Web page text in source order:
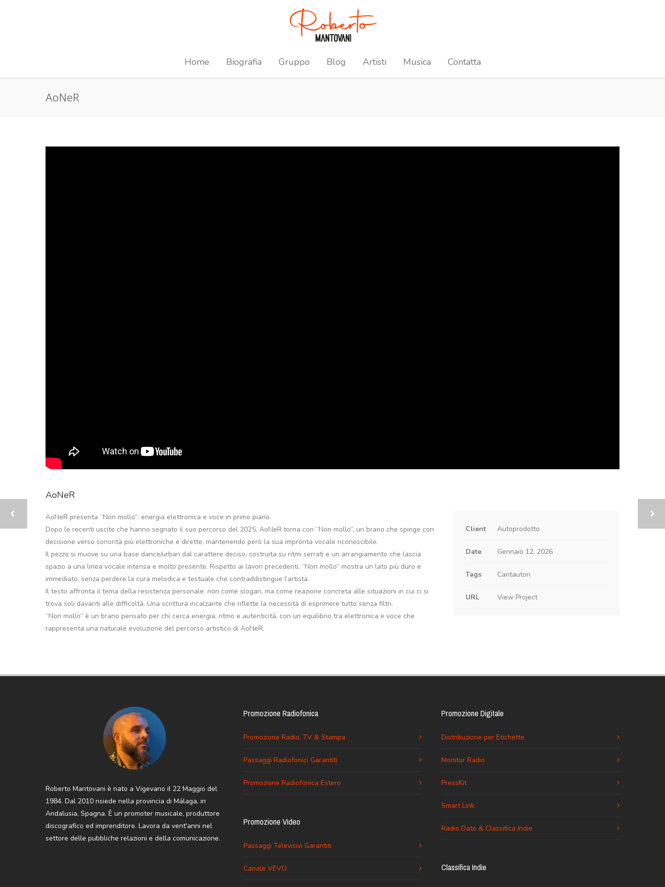
Home Biografia Gruppo Blog Artisti Musica Contatta
AoNeR
AoNeR
AoNeR presenta “Non mollo”: energia elettronica e voce in primo piano.
Dopo le recenti uscite che hanno segnato il suo percorso del 2025, AoNeR torna con “Non mollo”, un brano che spinge con
decisione verso sonorità più elettroniche e dirette, mantenendo però la sua impronta vocale riconoscibile.
Il pezzo si muove su una base dance/urban dal carattere deciso, costruita su ritmi serrati e un arrangiamento che lascia
spazio a una linea vocale intensa e molto presente. Rispetto ai lavori precedenti, “Non mollo” mostra un lato più duro e
immediato, senza perdere la cura melodica e testuale che contraddistingue l’artista.
Il testo affronta il tema della resistenza personale: non come slogan, ma come reazione concreta alle situazioni in cui ci si
trova soli davanti alle difficoltà. Una scrittura incalzante che riflette la necessità di esprimere tutto senza filtri.
“Non mollo” è un brano pensato per chi cerca energia, ritmo e autenticità, con un equilibrio tra elettronica e voce che
rappresenta una naturale evoluzione del percorso artistico di AoNeR.
Client Autoprodotto
Date Gennaio 12, 2026
Tags Cantautori
URL View Project
Roberto Mantovani è nato a Vigevano il 22 Maggio del
1984. Dal 2010 risiede nella provincia di Málaga, in
Andalusia, Spagna. È un promoter musicale, produttore
discografico ed imprenditore. Lavora da vent'anni nel
settore delle pubbliche relazioni e della comunicazione.
Promozione Radiofonica
Promozione Radio, TV & Stampa
Passaggi Radiofonici Garantiti
Promozione Radiofonica Estero
Promozione Video
Passaggi Televisivi Garantiti
Canale VEVO
Promozione Digitale
Distribuzione per Etichette
Monitor Radio
PressKit
Smart Link
Radio Date & Classifica Indie
Classifica Indie